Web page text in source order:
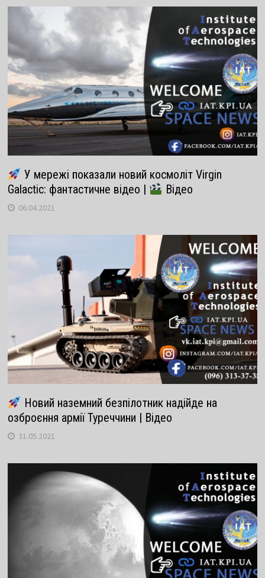
У мережі показали новий космоліт Virgin
Galactic: фантастичне відео |
Відео
06.04.2021
Новий наземний безпілотник надійде на
озброєння армії Туреччини | Відео
31.05.2021